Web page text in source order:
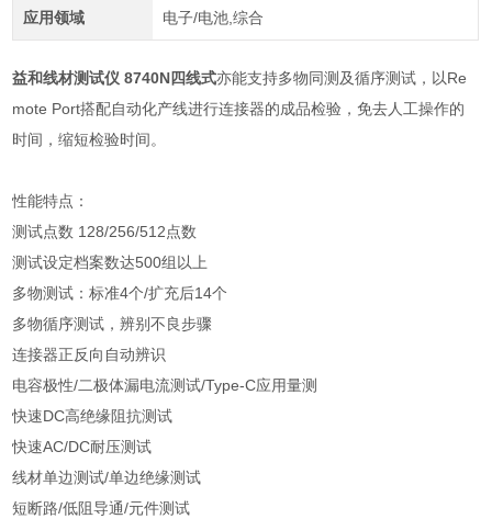
应用领域 电子/电池,综合
益和线材测试仪 8740N四线式亦能支持多物同测及循序测试，以Re
mote Port搭配自动化产线进行连接器的成品检验，免去人工操作的
时间，缩短检验时间。
性能特点：
测试点数 128/256/512点数
测试设定档案数达500组以上
多物测试：标准4个/扩充后14个
多物循序测试，辨别不良步骤
连接器正反向自动辨识
电容极性/二极体漏电流测试/Type-C应用量测
快速DC高绝缘阻抗测试
快速AC/DC耐压测试
线材单边测试/单边绝缘测试
短断路/低阻导通/元件测试